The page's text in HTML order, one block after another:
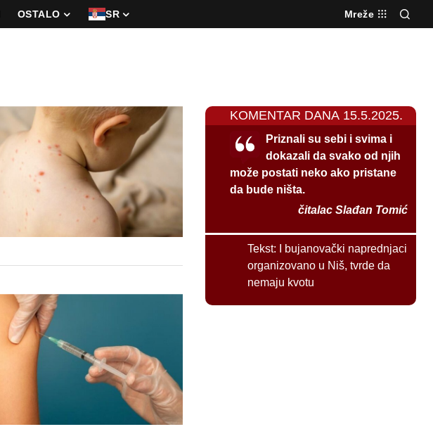
OSTALO SR Mreže
KOMENTAR DANA 15.5.2025.
Priznali su sebi i svima i
dokazali da svako od njih
može postati neko ako pristane
da bude ništa.
čitalac Slađan Tomić
Tekst:
I bujanovački naprednjaci
organizovano u Niš, tvrde da
nemaju kvotu